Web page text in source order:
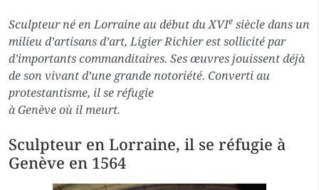
Sculpteur né en Lorraine au début du XVIe siècle dans un
milieu d’artisans d’art, Ligier Richier est sollicité par
d’importants commanditaires. Ses œuvres jouissent déjà
de son vivant d’une grande notoriété. Converti au
protestantisme, il se réfugie
à Genève où il meurt.
Sculpteur en Lorraine, il se réfugie à
Genève en 1564